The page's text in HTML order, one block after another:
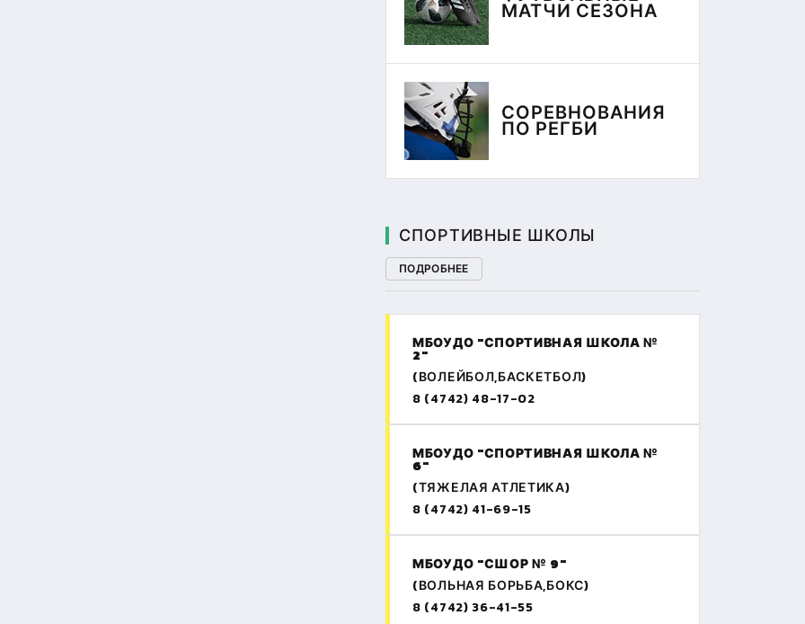
МАТЧИ СЕЗОНА
СОРЕВНОВАНИЯ
ПО РЕГБИ
СПОРТИВНЫЕ ШКОЛЫ
ПОДРОБНЕЕ
МБОУДО "СПОРТИВНАЯ ШКОЛА №
2"
(ВОЛЕЙБОЛ,БАСКЕТБОЛ)
8 (4742) 48-17-02
МБОУДО "СПОРТИВНАЯ ШКОЛА №
6"
(ТЯЖЕЛАЯ АТЛЕТИКА)
8 (4742) 41-69-15
МБОУДО "СШОР № 9"
(ВОЛЬНАЯ БОРЬБА,БОКС)
8 (4742) 36-41-55